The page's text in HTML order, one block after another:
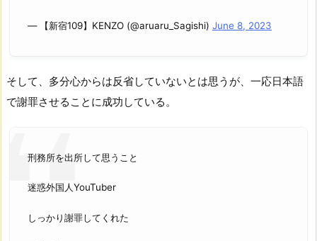
— 【新宿109】KENZO (@aruaru_Sagishi) June 8, 2023
そして、多分心からは反省していないとは思うが、一応日本語
で謝罪させることに成功している。
刑務所を出所して思うこと
迷惑外国人YouTuber
しっかり謝罪してくれた